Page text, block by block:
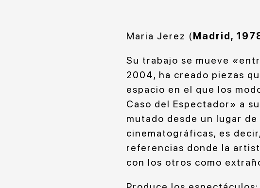
Maria Jerez (Madrid,
Su trabajo se mueve
2004, ha creado piezas
espacio en el que los
Caso del Espectador» a
mutado desde un lugar
cinematográficas, es
referencias donde la
con los otros como